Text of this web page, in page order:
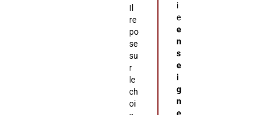
Il
re
po
se
su
r
le
ch
oi
i
e
e
n
s
e
i
g
n